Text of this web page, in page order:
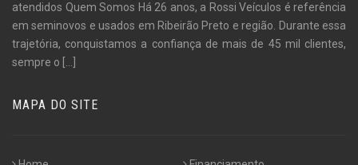
atendidos Quem Somos Há 26 anos, a Rossi Veículos é referência
em seminovos e usados em Ribeirão Preto e região. Durante essa
trajetória, conquistamos a confiança de mais de 45 mil clientes,
sempre o
MAPA DO SITE